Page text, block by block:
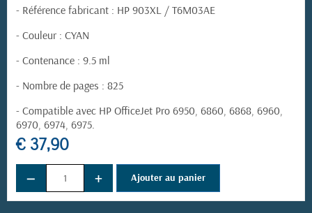
- Référence fabricant : HP 903XL / T6M03AE
- Couleur : CYAN
- Contenance : 9.5 ml
- Nombre de pages : 825
- Compatible avec HP OfficeJet Pro 6950, 6860, 6868, 6960,
6970, 6974, 6975.
€ 37,90
− + Ajouter au panier